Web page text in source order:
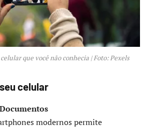
que você não conhecia | Foto: Pexels
celular
modernos permite